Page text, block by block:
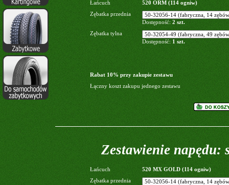
Łańcuch
520 ORM (114 ogniw)
Zębatka przednia
Dostępność: 2 szt.
Zębatka tylna
Dostępność:1 szt.
Rabat 10% przy zakupie zestawu
Łączny koszt zakupu jednego zestawu
Zestawienie napędu:
Łańcuch
520 MX GOLD (114 ogniw)
Zębatka przednia